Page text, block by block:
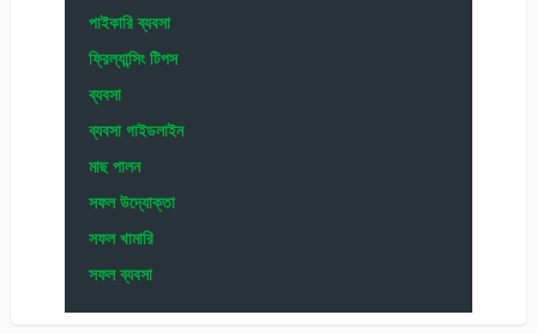
পাইকারি ব্যবসা
ফ্রিল্যান্সিং টিপস
ব্যবসা
ব্যবসা গাইডলাইন
মাছ পালন
সফল উদ্যোক্তা
সফল খামারি
সফল ব্যবসা